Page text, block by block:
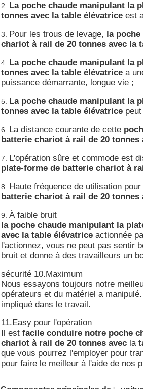
2. La poche chaude manipulant la
tonnes avec la table élévatrice est
3. Pour les trous de levage, la
chariot à rail de 20 tonnes avec la
4. La poche chaude manipulant la
tonnes avec la table élévatrice a
puissance démarrante, longue vie ;
5. La poche chaude manipulant la
tonnes avec la table élévatrice
6. La distance courante de cette
batterie chariot à rail de 20 tonnes
7. L'opération sûre et commode est
plate-forme de batterie chariot à
8. Haute fréquence de utilisation pour
batterie chariot à rail de 20 tonnes
9. À faible bruit
la poche chaude manipulant la
avec la table élévatrice actionnée
l'actionnez, vous ne peut pas sentir
bruit et donne à des travailleurs un
sécurité 10.Maximum
Nous essayons toujours notre
opérateurs et du matériel a
impliqué dans le travail.
11.Easy pour l'opération
Il est facile conduire notre poche
chariot à rail de 20 tonnes avec la
que vous pourrez l'employer pour
pour faire le meilleur à l'aide de nos